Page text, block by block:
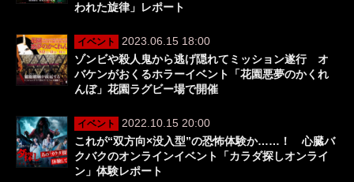
われた旋律」レポート
イベント
2023.06.15 18:00
ゾンビや殺人鬼から逃げ隠れてミッション遂行 オ
バケンがおくるホラーイベント「花園悪夢のかくれ
んぼ」花園ラグビー場で開催
イベント
2022.10.15 20:00
これが“双方向×没入型”の恐怖体験か……！ 心臓バ
クバクのオンラインイベント「カラダ探しオンライ
ン」体験レポート